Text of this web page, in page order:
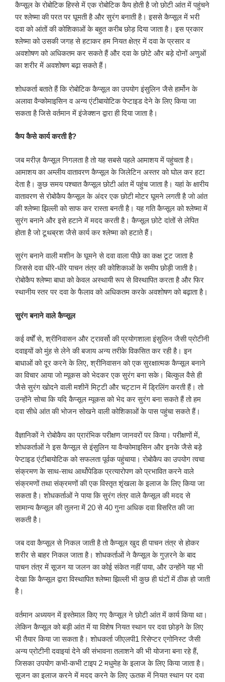
कैप्सूल के रोबोटिक हिस्से में एक रोबोटिक कैप होती है जो छोटी आंत में पहुंचने
पर श्लेष्मा की परत पर घूमती है और सुरंग बनाती है। इससे कैप्सूल में भरी
दवा को आंतों की कोशिकाओं के बहुत करीब छोड़ दिया जाता है। इस प्रकार
श्लेष्मा को उसकी जगह से हटाकर हम नियत क्षेत्र में दवा के प्रसार व
अवशोषण को अधिकतम कर सकते हैं और दवा के छोटे और बड़े दोनों अणुओं
का शरीर में अवशोषण बढ़ा सकते हैं।
शोधकर्ता बताते हैं कि रोबोटिक कैप्सूल का उपयोग इंसुलिन जैसे हार्मोन के
अलावा वैन्कोमाइसिन व अन्य एंटीबायोटिक पेप्टाइड देने के लिए किया जा
सकता है जिसे वर्तमान में इंजेक्शन द्वारा ही दिया जाता है।
कैप कैसे कार्य करती है?
जब मरीज़ कैप्सूल निगलता है तो यह सबसे पहले आमाशय में पहुंचता है।
आमाशय का अम्लीय वातावरण कैप्सूल के जिलेटिन अस्तर को घोल कर हटा
देता है। कुछ समय पश्चात कैप्सूल छोटी आंत में पहुंच जाता है। यहां के क्षारीय
वातावरण से रोबोकैप कैप्सूल के अंदर एक छोटी मोटर घूमने लगती है जो आंत
की श्लेष्मा झिल्ली को साफ कर रास्ता बनती है। यह गति कैप्सूल को श्लेष्मा में
सुरंग बनाने और इसे हटाने में मदद करती है। कैप्सूल छोटे दांतों से लेपित
होता है जो टूथब्रश जैसे कार्य कर श्लेष्मा को हटाते हैं।
सुरंग बनाने वाली मशीन के घूमने से दवा वाला पीछे का कक्ष टूट जाता है
जिससे दवा धीरे-धीरे पाचन तंत्र की कोशिकाओं के समीप छोड़ी जाती है।
रोबोकैप श्लेष्मा बाधा को केवल अस्थायी रूप से विस्थापित करता है और फिर
स्थानीय स्तर पर दवा के फैलाव को अधिकतम करके अवशोषण को बढ़ाता है।
सुरंग बनाने वाले कैप्सूल
कई वर्षों से, श्रीनिवासन और ट्रावर्सो की प्रयोगशाला इंसुलिन जैसी प्रोटीनी
दवाइयों को मुंह से लेने की बजाय अन्य तरीके विकसित कर रही है। इन
बाधाओं को दूर करने के लिए, श्रीनिवासन को एक सुरक्षात्मक कैप्सूल बनाने
का विचार आया जो म्यूकस को भेदकर एक सुरंग बना सके। बिल्कुल वैसे ही
जैसे सुरंग खोदने वाली मशीनें मिट्टी और चट्टान में ड्रिलिंग करती हैं। तो
उन्होंने सोचा कि यदि कैप्सूल म्यूकस को भेद कर सुरंग बना सकते हैं तो हम
दवा सीधे आंत की भोजन सोखने वाली कोशिकाओं के पास पहुंचा सकते हैं।
वैज्ञानिकों ने रोबोकैप का प्रारंभिक परीक्षण जानवरों पर किया। परीक्षणों में,
शोधकर्ताओं ने इस कैप्सूल से इंसुलिन या वैन्कोमाइसिन और इनके जैसे बड़े
पेप्टाइड एंटीबायोटिक को सफलता पूर्वक पहुंचाया। रोबोकैप का उपयोग त्वचा
संक्रमण के साथ-साथ आर्थोपेडिक प्रत्यारोपण को प्रभावित करने वाले
संक्रमणों तथा संक्रमणों की एक विस्तृत शृंखला के इलाज के लिए किया जा
सकता है। शोधकर्ताओं ने पाया कि सुरंग तंत्र वाले कैप्सूल की मदद से
सामान्य कैप्सूल की तुलना में 20 से 40 गुना अधिक दवा विसरित की जा
सकती है।
जब दवा कैप्सूल से निकल जाती है तो कैप्सूल खुद ही पाचन तंत्र से होकर
शरीर से बाहर निकल जाता है। शोधकर्ताओं ने कैप्सूल के गुज़रने के बाद
पाचन तंत्र में सूजन या जलन का कोई संकेत नहीं पाया, और उन्होंने यह भी
देखा कि कैप्सूल द्वारा विस्थापित श्लेष्मा झिल्ली भी कुछ ही घंटों में ठीक हो जाती
है।
वर्तमान अध्ययन में इस्तेमाल किए गए कैप्सूल ने छोटी आंत में कार्य किया था।
लेकिन कैप्सूल को बड़ी आंत में या विशेष नियत स्थान पर दवा छोड़ने के लिए
भी तैयार किया जा सकता है। शोधकर्ता जीएलपी1 रिसेप्टर एगोनिस्ट जैसी
अन्य प्रोटीनी दवाइयां देने की संभावना तलाशने की भी योजना बना रहे हैं,
जिसका उपयोग कभी-कभी टाइप 2 मधुमेह के इलाज के लिए किया जाता है।
सूजन का इलाज करने में मदद करने के लिए ऊतक में नियत स्थान पर दवा